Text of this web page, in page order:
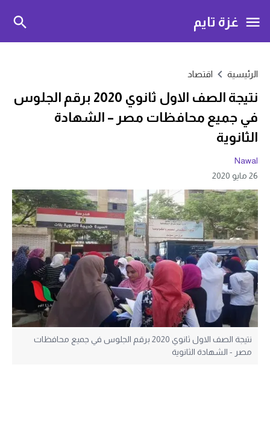
غزة تايم
الرئيسية اقتصاد
نتيجة الصف الاول ثانوي 2020 برقم الجلوس
في جميع محافظات مصر – الشهادة
الثانوية
Nawal
26 مايو 2020
نتيجة الصف الاول ثانوي 2020 برقم الجلوس في جميع محافظات
مصر - الشهادة الثانوية